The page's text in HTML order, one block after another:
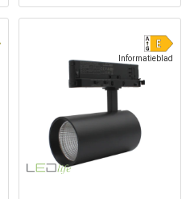
Informatieblad